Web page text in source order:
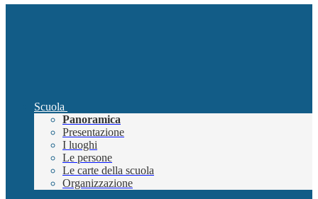
Scuola
Panoramica
Presentazione
I luoghi
Le persone
Le carte della scuola
Organizzazione